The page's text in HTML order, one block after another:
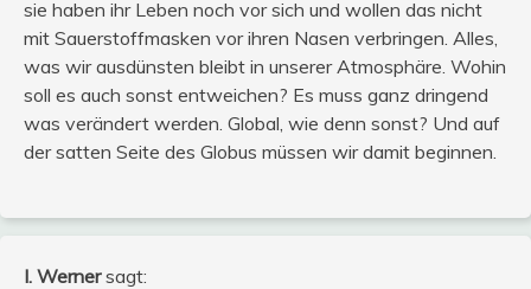
sie haben ihr Leben noch vor sich und wollen das nicht
mit Sauerstoffmasken vor ihren Nasen verbringen. Alles,
was wir ausdünsten bleibt in unserer Atmosphäre. Wohin
soll es auch sonst entweichen? Es muss ganz dringend
was verändert werden. Global, wie denn sonst? Und auf
der satten Seite des Globus müssen wir damit beginnen.
I. Werner sagt: